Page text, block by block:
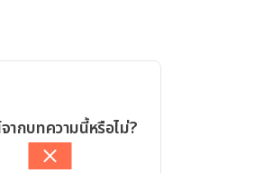
ากบทความนี้หรือไม่?